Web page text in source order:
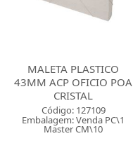
MALETA PLASTICO
43MM ACP OFICIO POA
CRISTAL
Código: 127109
Embalagem: Venda PC\1
Master CM\10